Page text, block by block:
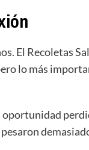
El Recoletas
lo más